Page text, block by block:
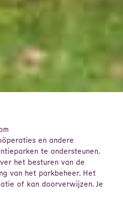
en andere
te ondersteunen.
het besturen van de
van het parkbeheer. Het
of kan doorverwijzen. Je